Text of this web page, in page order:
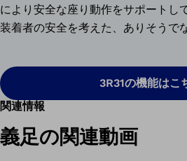
により安全な座り動作をサポートし
装着者の安全を考えた、ありそうで
3R31の機能はこ
関連情報
義足の関連動画